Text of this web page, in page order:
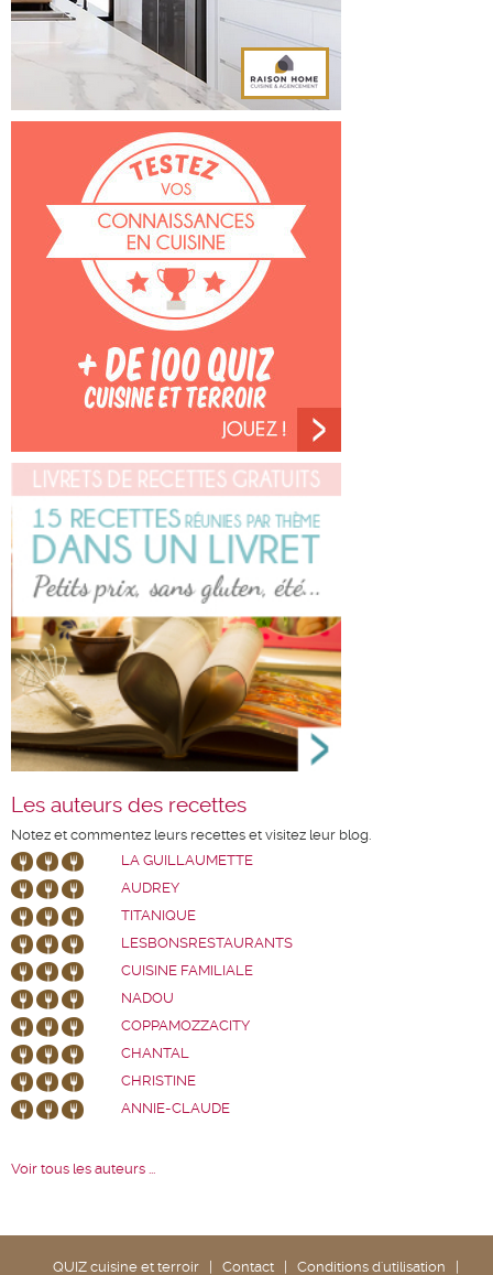
Les auteurs des recettes
Notez et commentez leurs recettes et visitez leur blog.
LA GUILLAUMETTE
AUDREY
TITANIQUE
LESBONSRESTAURANTS
CUISINE FAMILIALE
NADOU
COPPAMOZZACITY
CHANTAL
CHRISTINE
ANNIE-CLAUDE
Voir tous les auteurs ...
QUIZ cuisine et terroir Contact Conditions d'utilisation